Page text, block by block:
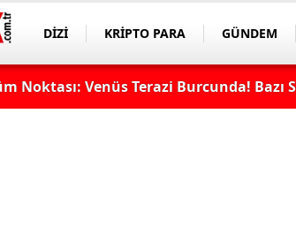
DİZİ KRİPTO PARA GÜNDEM
Noktası: Venüs Terazi Burcunda! Bazı